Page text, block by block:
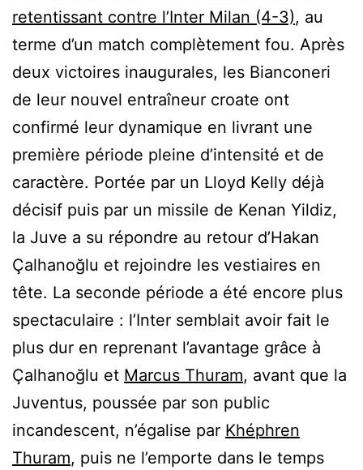
retentissant contre l’Inter Milan (4-3), au
terme d’un match complètement fou. Après
deux victoires inaugurales, les Bianconeri
de leur nouvel entraîneur croate ont
confirmé leur dynamique en livrant une
première période pleine d’intensité et de
caractère. Portée par un Lloyd Kelly déjà
décisif puis par un missile de Kenan Yildiz,
la Juve a su répondre au retour d’Hakan
Çalhanoğlu et rejoindre les vestiaires en
tête. La seconde période a été encore plus
spectaculaire : l’Inter semblait avoir fait le
plus dur en reprenant l’avantage grâce à
Çalhanoğlu et Marcus Thuram, avant que la
Juventus, poussée par son public
incandescent, n’égalise par Khéphren
Thuram, puis ne l’emporte dans le temps